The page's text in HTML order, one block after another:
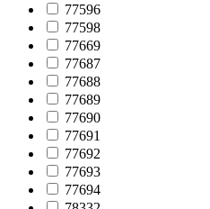
77596
77598
77669
77687
77688
77689
77690
77691
77692
77693
77694